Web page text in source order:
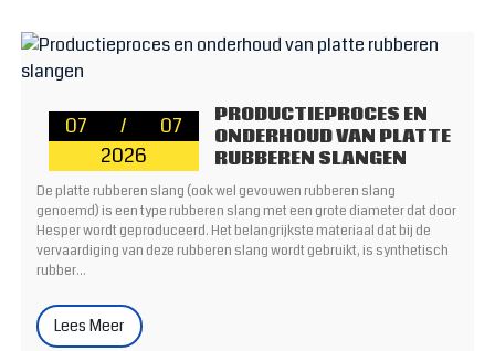
07 /
07
2026
PRODUCTIEPROCES EN
ONDERHOUD VAN PLATTE
RUBBEREN SLANGEN
De platte rubberen slang (ook wel gevouwen rubberen slang
genoemd) is een type rubberen slang met een grote diameter dat door
Hesper wordt geproduceerd. Het belangrijkste materiaal dat bij de
vervaardiging van deze rubberen slang wordt gebruikt, is synthetisch
rubber...
Lees Meer